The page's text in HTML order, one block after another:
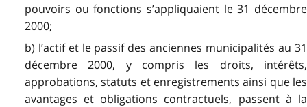
pouvoirs ou fonctions s’appliquaient le 31 décembre
2000;
b) l’actif et le passif des anciennes municipalités au 31
décembre 2000, y compris les droits, intérêts,
approbations, statuts et enregistrements ainsi que les
avantages et obligations contractuels, passent à la